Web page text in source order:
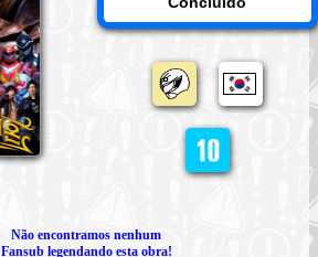
Não encontramos nenhum
Fansub legendando esta obra!